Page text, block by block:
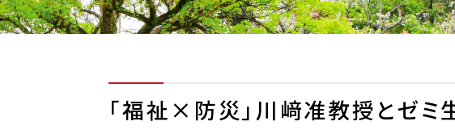
「福祉×防災」川﨑准教授とゼミ